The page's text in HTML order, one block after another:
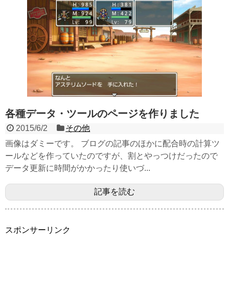
各種データ・ツールのページを作りました
2015/6/2
その他
画像はダミーです。 ブログの記事のほかに配合時の計算ツ
ールなどを作っていたのですが、割とやっつけだったので
データ更新に時間がかかったり使いづ...
記事を読む
スポンサーリンク